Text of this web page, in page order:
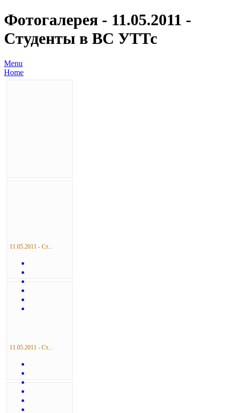
Фотогалерея - 11.05.2011 -
Студенты в ВС УТТс
Menu
Home
11.05.2011 - Ст...
11.05.2011 - Ст...